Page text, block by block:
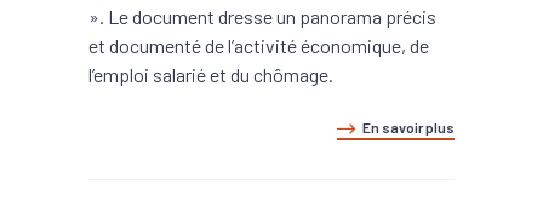
». Le document dresse un panorama précis
et documenté de l’activité économique, de
l’emploi salarié et du chômage.
En savoir plus